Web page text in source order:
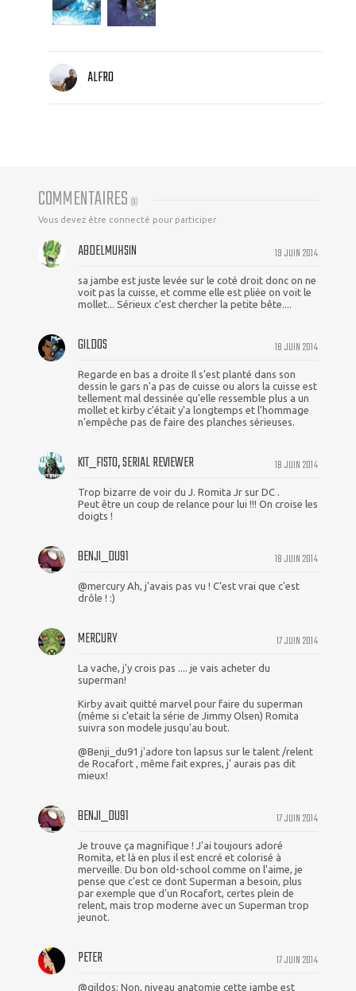
ALFRO
COMMENTAIRES (9)
Vous devez être connecté pour participer
19 JUIN 2014
ABDELMUHSIN
sa jambe est juste levée sur le coté droit donc on ne
voit pas la cuisse, et comme elle est pliée on voit le
mollet... Sérieux c'est chercher la petite bête....
18 JUIN 2014
GILDOS
Regarde en bas a droite Il s'est planté dans son
dessin le gars n'a pas de cuisse ou alors la cuisse est
tellement mal dessinée qu'elle ressemble plus a un
mollet et kirby c'était y'a longtemps et l'hommage
n'empêche pas de faire des planches sérieuses.
18 JUIN 2014
KIT_FISTO, SERIAL REVIEWER
Trop bizarre de voir du J. Romita Jr sur DC .
Peut être un coup de relance pour lui !!! On croise les
doigts !
18 JUIN 2014
BENJI_DU91
@mercury Ah, j'avais pas vu ! C'est vrai que c'est
drôle ! :)
17 JUIN 2014
MERCURY
La vache, j'y crois pas .... je vais acheter du
superman!
Kirby avait quitté marvel pour faire du superman
(même si c'etait la série de Jimmy Olsen) Romita
suivra son modele jusqu'au bout.
@Benji_du91 j'adore ton lapsus sur le talent /relent
de Rocafort , même fait expres, j' aurais pas dit
mieux!
17 JUIN 2014
BENJI_DU91
Je trouve ça magnifique ! J'ai toujours adoré
Romita, et là en plus il est encré et colorisé à
merveille. Du bon old-school comme on l'aime, je
pense que c'est ce dont Superman a besoin, plus
par exemple que d'un Rocafort, certes plein de
relent, mais trop moderne avec un Superman trop
jeunot.
17 JUIN 2014
PETER
@gildos; Non, niveau anatomie cette jambe est